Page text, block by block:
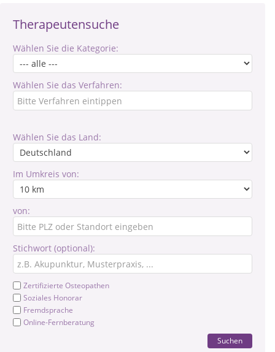
Therapeutensuche
Wählen Sie die Kategorie:
Wählen Sie das Verfahren:
Wählen Sie das Land:
Im Umkreis von:
von:
Stichwort (optional):
Zertifizierte Osteopathen
Soziales Honorar
Fremdsprache
Online-Fernberatung
Suchen